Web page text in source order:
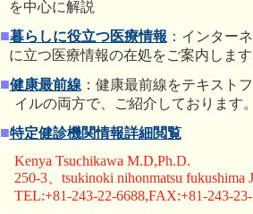
を中心に解説
■暮らしに役立つ医療情報 ： インター
に立つ医療情報の在処をご案内します
■健康最前線：健康最前線をテキスト
イルの両方で、ご紹介しております。
■特定健診機関情報詳細閲覧
Kenya Tsuchikawa M.D,Ph.D.
250-3、tsukinoki nihonmatsu fukushima
TEL:+81-243-22-6688,FAX:+81-243-23-